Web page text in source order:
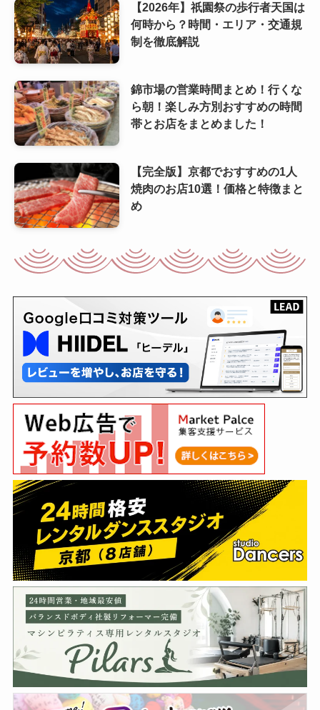
【2026年】祇園祭の歩行者天国は
何時から？時間・エリア・交通規
制を徹底解説
錦市場の営業時間まとめ！行くな
ら朝！楽しみ方別おすすめの時間
帯とお店をまとめました！
【完全版】京都でおすすめの1人
焼肉のお店10選！価格と特徴まと
め